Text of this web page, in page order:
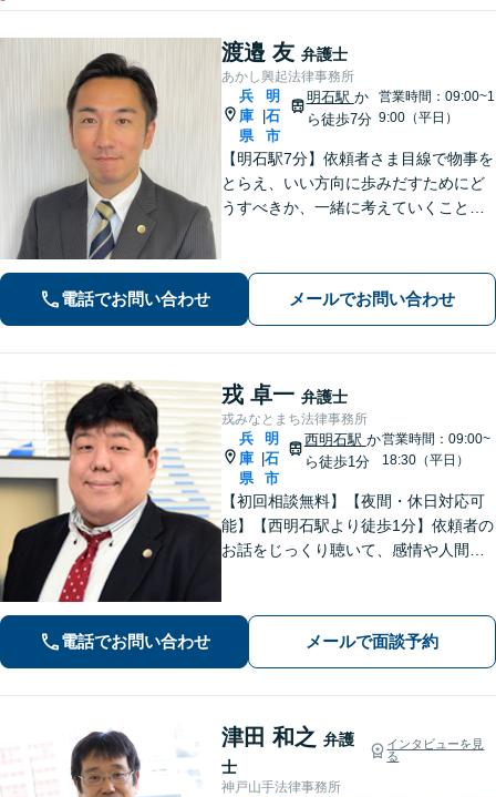
渡邉 友 弁護士
あかし興起法律事務所
兵
庫
県
明
石
市
明石駅 か
ら徒歩7分
営業時間：09:00~1
9:00（平日）
【明石駅7分】依頼者さま目線で物事を
とらえ、いい方向に歩みだすためにど
うすべきか、一緒に考えていくことを
ルなど【Web相談可】【離婚・相続問
題の初回相談無料】【夜間面談可】
電話でお問い合わせ メールでお問い合わせ
戎 卓一 弁護士
戎みなとまち法律事務所
兵
庫
県
明
石
市
西明石駅 か
ら徒歩1分
営業時間：09:00~
18:30（平日）
【初回相談無料】【夜間・休日対応可
能】【西明石駅より徒歩1分】依頼者の
お話をじっくり聴いて、感情や人間関
トワーク軽く迅速・誠実に対応しま
す。まずはお気軽にご相談ください。
電話でお問い合わせ メールで面談予約
津田 和之 弁護
士
インタビューを見
る
神戸山手法律事務所